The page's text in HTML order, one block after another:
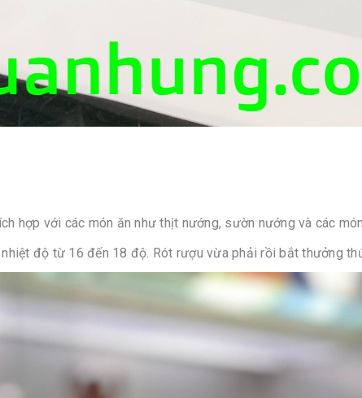
hợp với các món ăn như thịt nướng, sườn nướng và các
độ từ 16 đến 18 độ. Rót rượu vừa phải rồi bắt thưởng